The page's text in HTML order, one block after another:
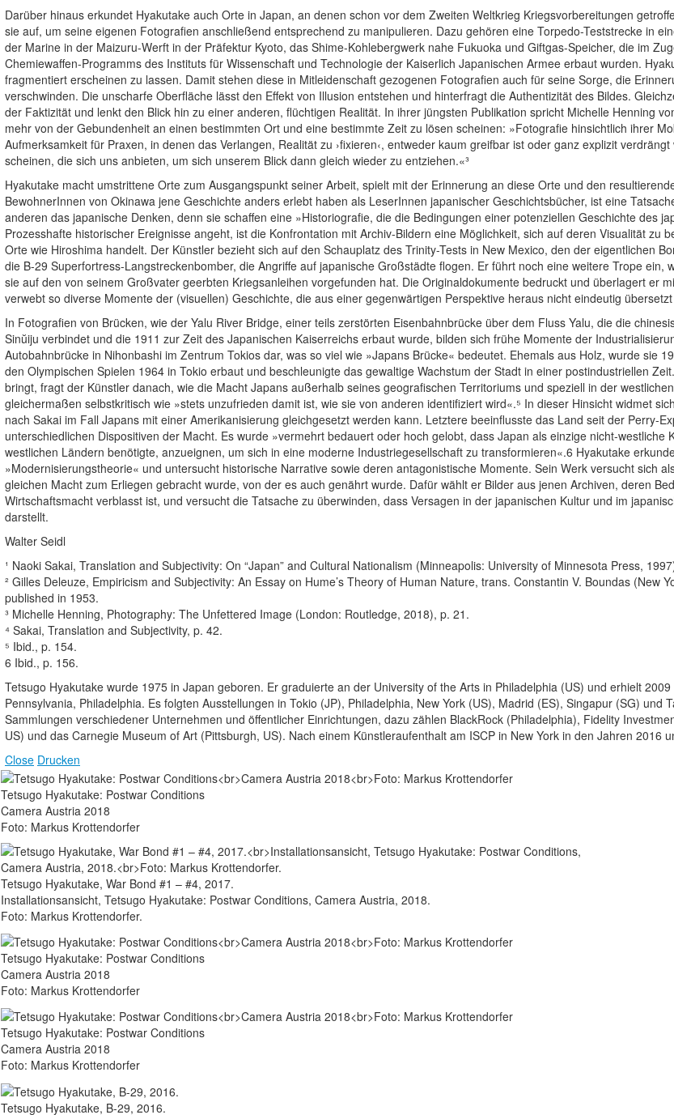
Darüber hinaus erkundet Hyakutake auch Orte in Japan, an denen schon vor dem Zweiten Weltkrieg Kriegsvorbereitungen
sie auf, um seine eigenen Fotografien anschließend entsprechend zu manipulieren. Dazu gehören eine Torpedo-Teststrecke in
der Marine in der Maizuru-Werft in der Präfektur Kyoto, das Shime-Kohlebergwerk nahe Fukuoka und Giftgas-Speicher, die im
Chemiewaffen-Programms des Instituts für Wissenschaft und Technologie der Kaiserlich Japanischen Armee erbaut wurden.
fragmentiert erscheinen zu lassen. Damit stehen diese in Mitleidenschaft gezogenen Fotografien auch für seine Sorge, die
verschwinden. Die unscharfe Oberfläche lässt den Effekt von Illusion entstehen und hinterfragt die Authentizität des Bildes.
der Faktizität und lenkt den Blick hin zu einer anderen, flüchtigen Realität. In ihrer jüngsten Publikation spricht Michelle Henning
mehr von der Gebundenheit an einen bestimmten Ort und eine bestimmte Zeit zu lösen scheinen: »Fotografie hinsichtlich ihrer
Aufmerksamkeit für Praxen, in denen das Verlangen, Realität zu ›fixieren‹, entweder kaum greifbar ist oder ganz explizit
scheinen, die sich uns anbieten, um sich unserem Blick dann gleich wieder zu entziehen.«³
Hyakutake macht umstrittene Orte zum Ausgangspunkt seiner Arbeit, spielt mit der Erinnerung an diese Orte und den
BewohnerInnen von Okinawa jene Geschichte anders erlebt haben als LeserInnen japanischer Geschichtsbücher, ist eine
anderen das japanische Denken, denn sie schaffen eine »Historiografie, die die Bedingungen einer potenziellen Geschichte des
Prozesshafte historischer Ereignisse angeht, ist die Konfrontation mit Archiv-Bildern eine Möglichkeit, sich auf deren Visualität zu
Orte wie Hiroshima handelt. Der Künstler bezieht sich auf den Schauplatz des Trinity-Tests in New Mexico, den der eigentlichen
die B-29 Superfortress-Langstreckenbomber, die Angriffe auf japanische Großstädte flogen. Er führt noch eine weitere Trope ein,
sie auf den von seinem Großvater geerbten Kriegsanleihen vorgefunden hat. Die Originaldokumente bedruckt und überlagert er
verwebt so diverse Momente der (visuellen) Geschichte, die aus einer gegenwärtigen Perspektive heraus nicht eindeutig
In Fotografien von Brücken, wie der Yalu River Bridge, einer teils zerstörten Eisenbahnbrücke über dem Fluss Yalu, die die
Sinŭiju verbindet und die 1911 zur Zeit des Japanischen Kaiserreichs erbaut wurde, bilden sich frühe Momente der
Autobahnbrücke in Nihonbashi im Zentrum Tokios dar, was so viel wie »Japans Brücke« bedeutet. Ehemals aus Holz, wurde sie
den Olympischen Spielen 1964 in Tokio erbaut und beschleunigte das gewaltige Wachstum der Stadt in einer postindustriellen
bringt, fragt der Künstler danach, wie die Macht Japans außerhalb seines geografischen Territoriums und speziell in der
gleichermaßen selbstkritisch wie »stets unzufrieden damit ist, wie sie von anderen identifiziert wird«.⁵ In dieser Hinsicht widmet
nach Sakai im Fall Japans mit einer Amerikanisierung gleichgesetzt werden kann. Letztere beeinflusste das Land seit der Perry-
unterschiedlichen Dispositiven der Macht. Es wurde »vermehrt bedauert oder hoch gelobt, dass Japan als einzige nicht-westliche
westlichen Ländern benötigte, anzueignen, um sich in eine moderne Industriegesellschaft zu transformieren«.6 Hyakutake
»Modernisierungstheorie« und untersucht historische Narrative sowie deren antagonistische Momente. Sein Werk versucht sich
gleichen Macht zum Erliegen gebracht wurde, von der es auch genährt wurde. Dafür wählt er Bilder aus jenen Archiven, deren
Wirtschaftsmacht verblasst ist, und versucht die Tatsache zu überwinden, dass Versagen in der japanischen Kultur und im
darstellt.
Walter Seidl
¹ Naoki Sakai, Translation and Subjectivity: On “Japan” and Cultural Nationalism (Minneapolis: University of Minnesota Press,
² Gilles Deleuze, Empiricism and Subjectivity: An Essay on Hume’s Theory of Human Nature, trans. Constantin V. Boundas (New
published in 1953.
³ Michelle Henning, Photography: The Unfettered Image (London: Routledge, 2018), p. 21.
⁴ Sakai, Translation and Subjectivity, p. 42.
⁵ Ibid., p. 154.
6 Ibid., p. 156.
Tetsugo Hyakutake wurde 1975 in Japan geboren. Er graduierte an der University of the Arts in Philadelphia (US) und erhielt
Pennsylvania, Philadelphia. Es folgten Ausstellungen in Tokio (JP), Philadelphia, New York (US), Madrid (ES), Singapur (SG) und
Sammlungen verschiedener Unternehmen und öffentlicher Einrichtungen, dazu zählen BlackRock (Philadelphia), Fidelity
US) und das Carnegie Museum of Art (Pittsburgh, US). Nach einem Künstleraufenthalt am ISCP in New York in den Jahren 2016
Close Drucken
Tetsugo Hyakutake: Postwar Conditions
Camera Austria 2018
Foto: Markus Krottendorfer
Tetsugo Hyakutake, War Bond #1 – #4, 2017.
Installationsansicht, Tetsugo Hyakutake: Postwar Conditions, Camera Austria, 2018.
Foto: Markus Krottendorfer.
Tetsugo Hyakutake: Postwar Conditions
Camera Austria 2018
Foto: Markus Krottendorfer
Tetsugo Hyakutake: Postwar Conditions
Camera Austria 2018
Foto: Markus Krottendorfer
Tetsugo Hyakutake, B-29, 2016.